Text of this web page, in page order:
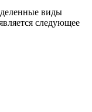
виды
следующее